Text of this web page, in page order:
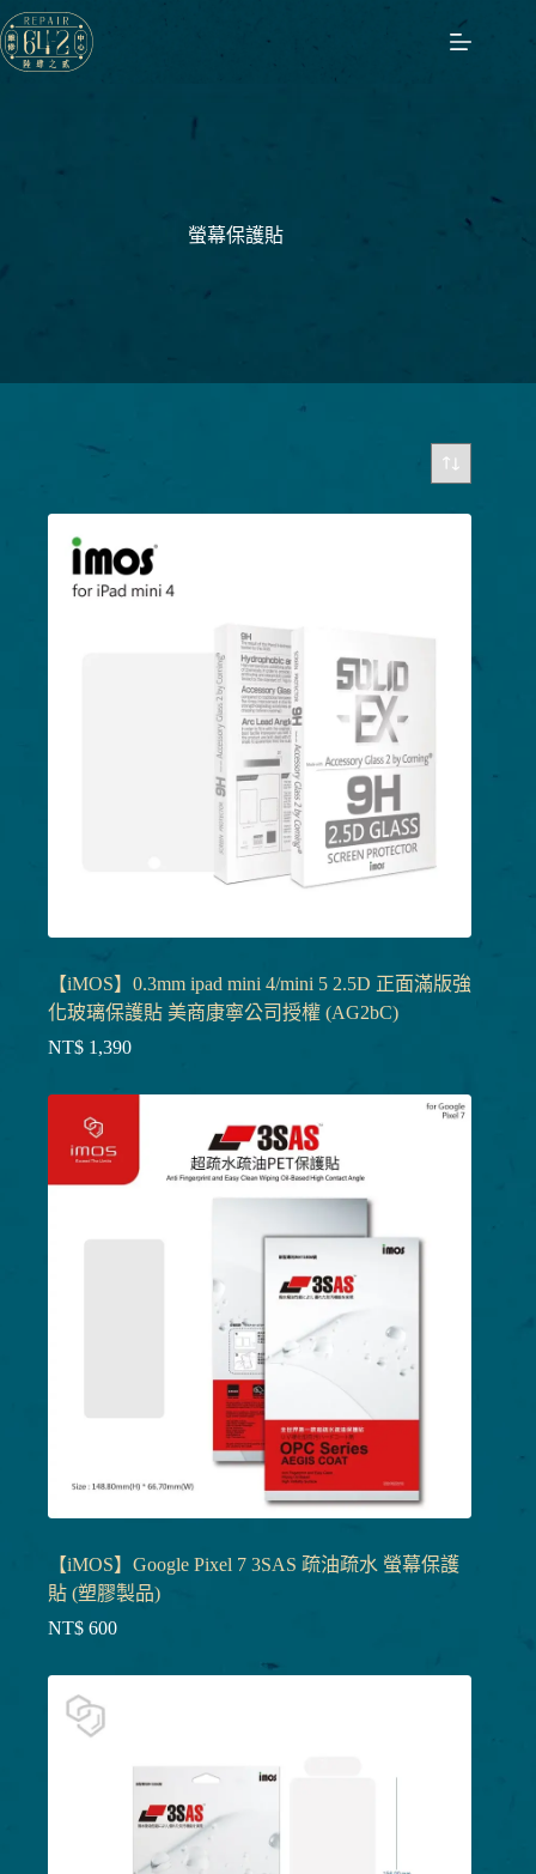
跳
至
主
螢幕保護貼
【iMOS】0.3mm ipad mini 4/mini 5 2.5D 正面滿版強
化玻璃保護貼 美商康寧公司授權 (AG2bC)
NT$ 1,390
【iMOS】Google Pixel 7 3SAS 疏油疏水 螢幕保護
貼 (塑膠製品)
NT$ 600